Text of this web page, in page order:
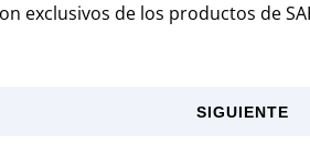
exclusivos de los productos de
SIGUIENTE